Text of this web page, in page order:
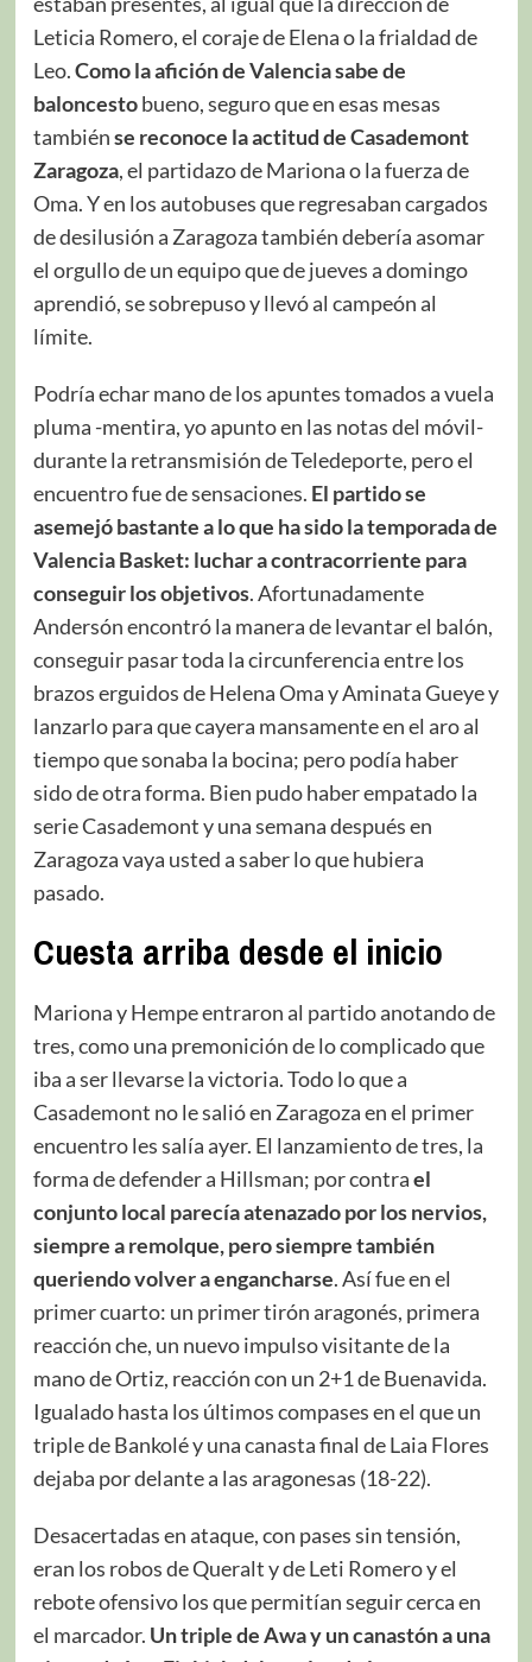
Leticia Romero, el coraje de Elena o la frialdad de
Leo.Como la afición de Valencia sabe de
baloncestobueno, seguro que en esas mesas
tambiénse reconoce la actitud de Casademont
Zaragoza, el partidazo de Mariona o la fuerza de
Oma. Y en los autobuses que regresaban cargados
de desilusión a Zaragoza también debería asomar
el orgullo de un equipo que de jueves a domingo
aprendió, se sobrepuso y llevó al campeón al
límite.
Podría echar mano de los apuntes tomados a vuela
pluma -mentira, yo apunto en las notas del móvil-
durante la retransmisión de Teledeporte, pero el
encuentro fue de sensaciones. El partido se
asemejó bastante a lo que ha sido la temporada de
Valencia Basket: luchar a contracorriente para
conseguir los objetivos. Afortunadamente
Andersón encontró la manera de levantar el balón,
conseguir pasar toda la circunferencia entre los
brazos erguidos de Helena Oma y Aminata Gueye y
lanzarlo para que cayera mansamente en el aro al
tiempo que sonaba la bocina; pero podía haber
sido de otra forma. Bien pudo haber empatado la
serie Casademont y una semana después en
Zaragoza vaya usted a saber lo que hubiera
pasado.
Cuesta arriba desde el inicio
Mariona y Hempe entraron al partido anotando de
tres, como una premonición de lo complicado que
iba a ser llevarse la victoria. Todo lo que a
Casademont no le salió en Zaragoza en el primer
encuentro les salía ayer. El lanzamiento de tres, la
forma de defender a Hillsman; por contrael
conjunto local parecía atenazado por los nervios,
siempre a remolque, pero siempre también
queriendo volver a engancharse. Así fue en el
primer cuarto: un primer tirón aragonés, primera
reacción che, un nuevo impulso visitante de la
mano de Ortiz, reacción con un 2+1 de Buenavida.
Igualado hasta los últimos compases en el que un
triple de Bankolé y una canasta final de Laia Flores
dejaba por delante a las aragonesas (18-22).
Desacertadas en ataque, con pases sin tensión,
eran los robos de Queralt y de Leti Romero y el
rebote ofensivo los que permitían seguir cerca en
el marcador. Un triple de Awa y un canastón a una